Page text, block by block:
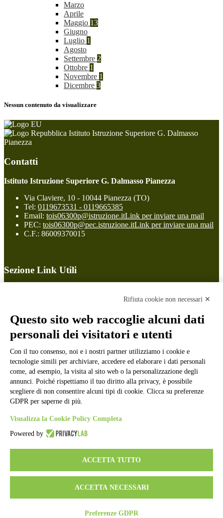
Marzo
Aprile
Maggio 13
Giugno
Luglio 1
Agosto
Settembre 2
Ottobre 1
Novembre 1
Dicembre 3
Nessun contenuto da visualizzare
Istituto Istruzione Superiore G. Dalmasso
Pianezza
Contatti
Istituto Istruzione Superiore G. Dalmasso Pianezza
Via Claviere, 10 - 10044 Pianezza (TO)
Tel: 0119673531 - 0119665385
Email: tois06300p@istruzione.itLink per inviare una mail
PEC: tois06300p@pec.istruzione.itLink per inviare una mail
C.F.: 86009370015
Sezione Link Utili
Ufficio Relazioni con il Pubblico
Dichiarazione di accessibilità
Obiettivi di accessibilità
Gestione consensi cookie
Amministrazione trasparente
Pagina visualizzata
147808volte
Sezione Copyright
Copyright 2026 | Engineered and powered by Gruppo Spaggiari
Parma S.p.A. | Divisione Publishing & New Social Media
Rifiuta cookie non necessari ✕
Questo sito web raccoglie alcuni dati
personali dei visitatori e utenti
Con il tuo consenso, noi e i nostri partner utilizziamo i cookie e
tecnologie simili per archiviare, accedere ed elaborare i dati personali
come, ad esempio, la visita al sito web o la personalizzazione degli
annunci. Poiché rispettiamo il tuo diritto alla privacy, è possibile
scegliere di non consentire alcuni tipi di cookie. Clicca su preferenze
GDPR per saperne di più.
Visualizza la Cookie Policy Completa
Powered by
ACCETTA TUTTO
ACCETTA NECESSARI
Preferenze GDPR